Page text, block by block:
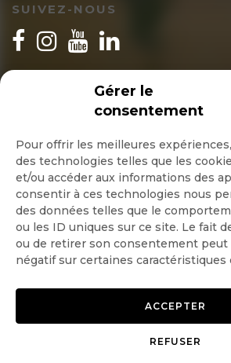
Gérer le
consentement
Pour offrir les meilleures
des technologies telles que les
et/ou accéder aux informations des
consentir à ces technologies nous
des données telles que le
ou les ID uniques sur ce site. Le fait
ou de retirer son consentement peut
négatif sur certaines caractéristiques
ACCEPTER
REFUSER
SUIVEZ-NOUS
INSCRIPTION NEWSLETTER
Quotidienne
Hebdo
OK